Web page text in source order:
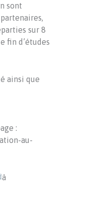
sont
sur 8
fin d’études
ainsi que
:
au-
à